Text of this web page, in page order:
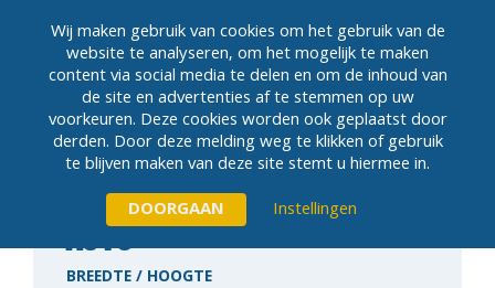
MENU
AUTO
BREEDTE / HOOGTE
Wij maken gebruik van cookies om het gebruik van de
website te analyseren, om het mogelijk te maken
content via social media te delen en om de inhoud van
de site en advertenties af te stemmen op uw
voorkeuren. Deze cookies worden ook geplaatst door
derden. Door deze melding weg te klikken of gebruik
te blijven maken van deze site stemt u hiermee in.
Instellingen